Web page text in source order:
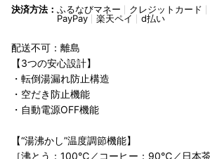
決済方法： ふるなびマネー クレジットカード
PayPay
楽天ペイ d払い
配送不可：離島
【3つの安心設計】
・転倒湯漏れ防止構造
・空だき防止機能
・自動電源OFF機能
【“湯沸かし”温度調節機能】
［沸とう：100℃／コーヒー：90℃／日本